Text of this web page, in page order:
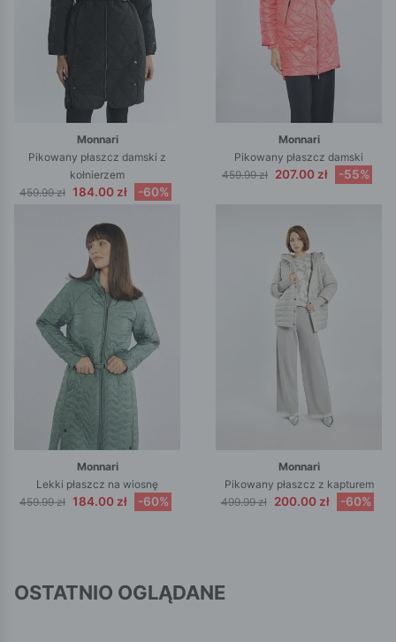
Monnari
Pikowany płaszcz damski z
kołnierzem
459.99 zł 184.00 zł -60%
Monnari
Pikowany płaszcz damski
459.99 zł 207.00 zł -55%
Monnari
Lekki płaszcz na wiosnę
459.99 zł 184.00 zł -60%
Monnari
Pikowany płaszcz z kapturem
499.99 zł
200.00 zł -60%
OSTATNIO OGLĄDANE